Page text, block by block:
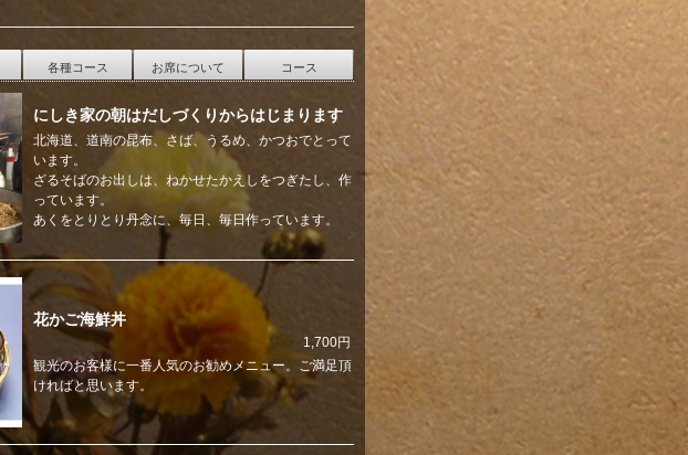
各種コース お席について コース
にしき家の朝はだしづくりからはじまります
北海道、道南の昆布、さば、うるめ、かつおでとって
います。
ざるそばのお出しは、ねかせたかえしをつぎたし、作
っています。
あくをとりとり丹念に、毎日、毎日作っています。
花かご海鮮丼
1,700円
観光のお客様に一番人気のお勧めメニュー。ご満足頂
ければと思います。